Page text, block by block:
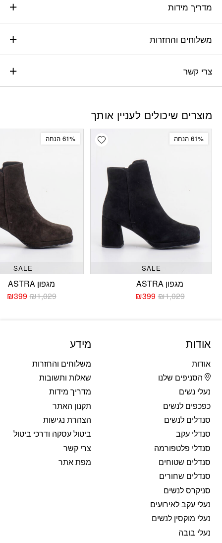
מדריך מידות
משלוחים והחזרות
צרי קשר
מוצרים שיכולים לעניין אותך
Add wishlist 61% הנחה
SALE
מגפון ASTRA
₪1,029
המחיר
₪399המחיר
61% הנחה
SALE
מגפון ASTRA
₪1,029
₪399
אודות
אודות
הסניפים שלנו
נעלי נשים
כפכפים לנשים
סנדלים לנשים
סנדלי עקב
סנדלי פלטפורמה
סנדלים שטוחים
סנדלים שחורים
סניקרס לנשים
נעלי עקב לאירועים
נעלי מוקסין לנשים
נעלי בובה
מידע
משלוחים והחזרות
שאלות ותשובות
מדריך מידות
תקנון האתר
הצהרת נגישות
ביטול עסקה ודרכי ביטול
צרי קשר
מפת אתר